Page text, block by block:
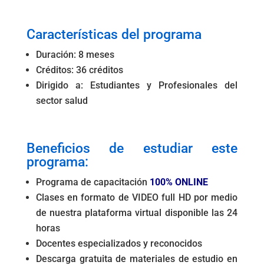
o
o
k
p
p
n
g m tir
Características del programa
Duración: 8 meses
Créditos: 36 créditos
Dirigido a: Estudiantes y Profesionales del
sector salud
Beneficios de estudiar este
programa:
Programa de capacitación 100% ONLINE
Clases en formato de VIDEO full HD por medio
de nuestra plataforma virtual disponible las 24
horas
Docentes especializados y reconocidos
Descarga gratuita de materiales de estudio en